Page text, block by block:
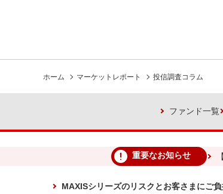
ホーム マーケットレポート 投信調査コラム
ファンド一覧
重要なお知らせ
MAXISシリーズのリスクとお客さまにご